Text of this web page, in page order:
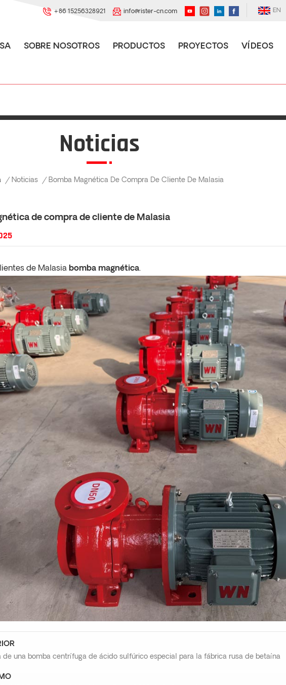
EN
+86 15256328921 info@rister-cn.com
SOBRE NOSOTROS PRODUCTOS PROYECTOS VÍDEOS
Noticias
/ Noticias / Bomba Magnética De Compra De Cliente De Malasia
de compra de cliente de Malasia
de Malasia bomba magnética.
de una bomba centrífuga de ácido sulfúrico especial para la fábrica rusa de betaína